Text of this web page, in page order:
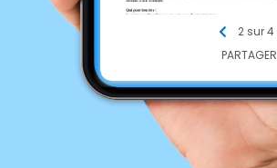
2 sur 4
PARTAGER